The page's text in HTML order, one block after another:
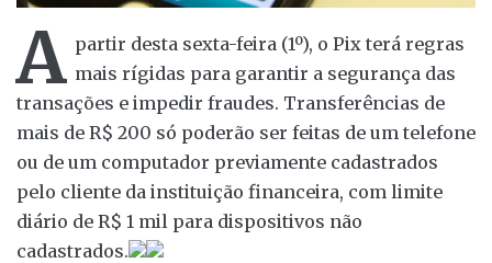
A partir desta sexta-feira (1º), o Pix terá regras
mais rígidas para garantir a segurança das
transações e impedir fraudes. Transferências de
mais de R$ 200 só poderão ser feitas de um telefone
ou de um computador previamente cadastrados
pelo cliente da instituição financeira, com limite
diário de R$ 1 mil para dispositivos não
cadastrados.